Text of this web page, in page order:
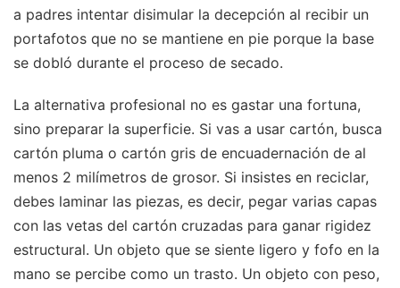
a padres intentar disimular la decepción al recibir un
portafotos que no se mantiene en pie porque la base
se dobló durante el proceso de secado.
La alternativa profesional no es gastar una fortuna,
sino preparar la superficie. Si vas a usar cartón, busca
cartón pluma o cartón gris de encuadernación de al
menos 2 milímetros de grosor. Si insistes en reciclar,
debes laminar las piezas, es decir, pegar varias capas
con las vetas del cartón cruzadas para ganar rigidez
estructural. Un objeto que se siente ligero y fofo en la
mano se percibe como un trasto. Un objeto con peso,